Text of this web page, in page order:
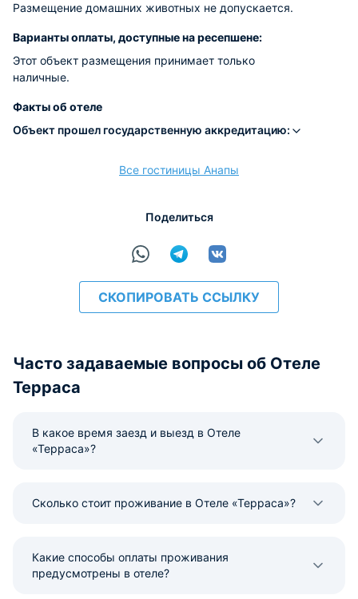
Размещение домашних животных не допускается.
Варианты оплаты, доступные на ресепшене:
Этот объект размещения принимает только
наличные.
Факты об отеле
Объект прошел государственную аккредитацию:
Все гостиницы Анапы
Поделиться
СКОПИРОВАТЬ ССЫЛКУ
Часто задаваемые вопросы об Отеле
Терраса
В какое время заезд и выезд в Отеле
«Терраса»?
Сколько стоит проживание в Отеле «Терраса»?
Какие способы оплаты проживания
предусмотрены в отеле?